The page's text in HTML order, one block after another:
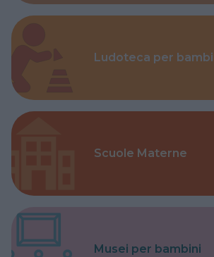
Ludoteca per
Scuole Materne
Musei per bambini